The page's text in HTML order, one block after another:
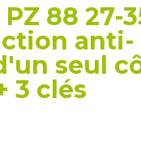
88 27-
anti-
seul
3 clés